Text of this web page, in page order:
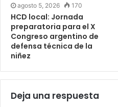
agosto 5, 2026 170
HCD local: Jornada
preparatoria para el X
Congreso argentino de
defensa técnica de la
niñez
Deja una respuesta